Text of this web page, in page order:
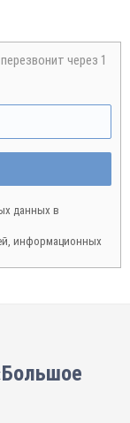
через 1
данных в
информационных